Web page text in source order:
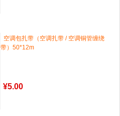
空调包扎带（空调扎带 / 空调铜管缠绕
带）50*12m
¥5.00